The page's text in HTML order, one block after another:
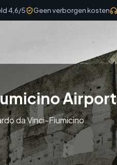
4,6/5 Geen verborgen kosten
Airport
da Vinci-Fiumicino